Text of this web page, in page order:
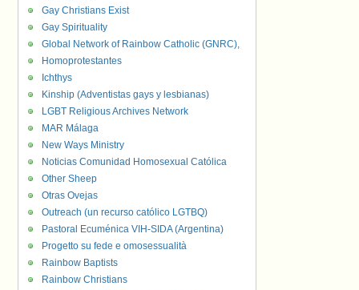
Gay Christians Exist
Gay Spirituality
Global Network of Rainbow Catholic (GNRC),
Homoprotestantes
Ichthys
Kinship (Adventistas gays y lesbianas)
LGBT Religious Archives Network
MAR Málaga
New Ways Ministry
Noticias Comunidad Homosexual Católica
Other Sheep
Otras Ovejas
Outreach (un recurso católico LGTBQ)
Pastoral Ecuménica VIH-SIDA (Argentina)
Progetto su fede e omosessualità
Rainbow Baptists
Rainbow Christians